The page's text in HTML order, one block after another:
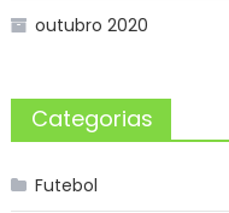
outubro 2020
Categorias
Futebol